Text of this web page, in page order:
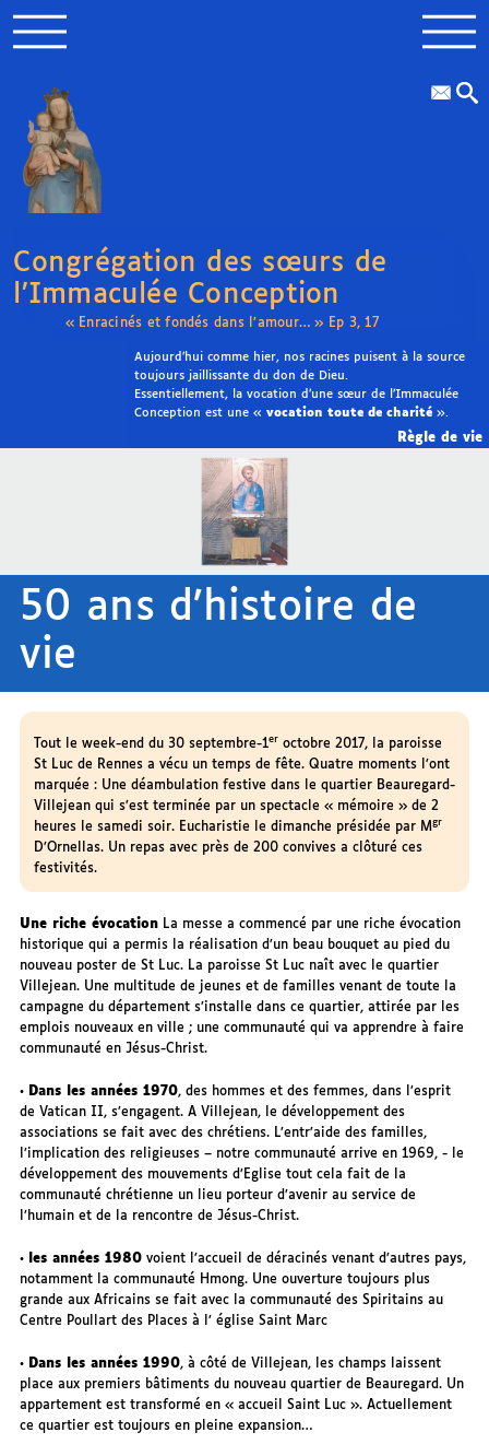
Congrégation des sœurs de
l’Immaculée Conception
« Enracinés et fondés dans l’amour… » Ep 3, 17
Règle de vie
Aujourd’hui comme hier, nos racines puisent à la source
toujours jaillissante du don de Dieu.
Essentiellement, la vocation d’une sœur de l’Immaculée
Conception est une « vocation toute de charité».
50 ans d’histoire de
vie
Tout le week-end du 30 septembre-1er octobre 2017, la paroisse
St Luc de Rennes a vécu un temps de fête. Quatre moments l’ont
marquée : Une déambulation festive dans le quartier Beauregard-
Villejean qui s’est terminée par un spectacle « mémoire » de 2
heures le samedi soir. Eucharistie le dimanche présidée par Mgr
D’Ornellas. Un repas avec près de 200 convives a clôturé ces
festivités.
Une riche évocation La messe a commencé par une riche évocation
historique qui a permis la réalisation d’un beau bouquet au pied du
nouveau poster de St Luc. La paroisse St Luc naît avec le quartier
Villejean. Une multitude de jeunes et de familles venant de toute la
campagne du département s’installe dans ce quartier, attirée par les
emplois nouveaux en ville ; une communauté qui va apprendre à faire
communauté en Jésus-Christ.
• Dans les années 1970, des hommes et des femmes, dans l’esprit
de Vatican II, s’engagent. A Villejean, le développement des
associations se fait avec des chrétiens. L’entr’aide des familles,
l’implication des religieuses – notre communauté arrive en 1969, - le
développement des mouvements d’Eglise tout cela fait de la
communauté chrétienne un lieu porteur d’avenir au service de
l’humain et de la rencontre de Jésus-Christ.
• les années 1980 voient l’accueil de déracinés venant d’autres pays,
notamment la communauté Hmong. Une ouverture toujours plus
grande aux Africains se fait avec la communauté des Spiritains au
Centre Poullart des Places à l’ église Saint Marc
• Dans les années 1990, à côté de Villejean, les champs laissent
place aux premiers bâtiments du nouveau quartier de Beauregard. Un
appartement est transformé en « accueil Saint Luc ». Actuellement
ce quartier est toujours en pleine expansion…